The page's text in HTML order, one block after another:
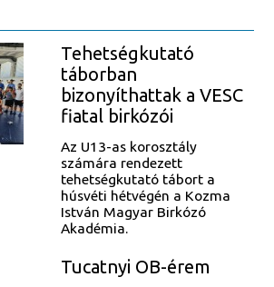
Tehetségkutató
táborban
bizonyíthattak a VESC
fiatal birkózói
Az U13-as korosztály
számára rendezett
tehetségkutató tábort a
húsvéti hétvégén a Kozma
István Magyar Birkózó
Akadémia.
Tucatnyi OB-érem